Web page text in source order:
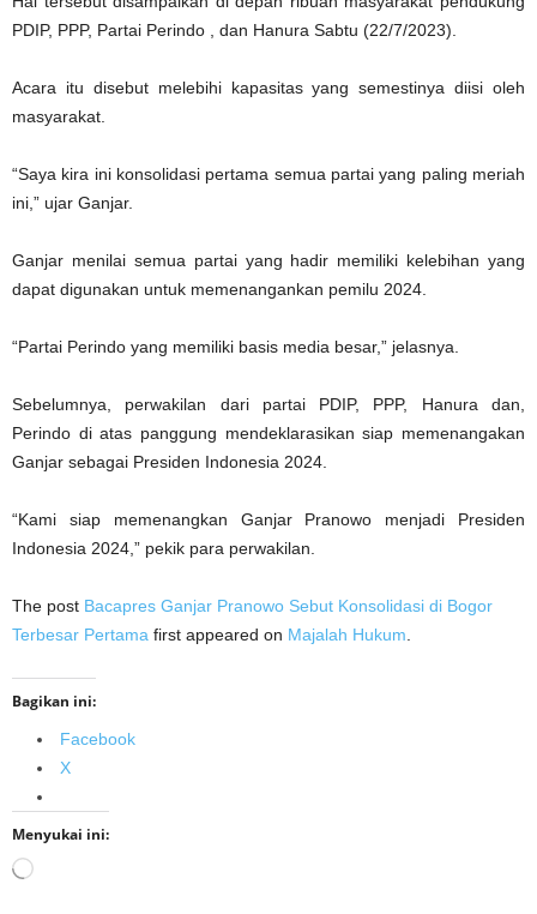
PDIP, PPP, Partai Perindo , dan Hanura Sabtu (22/7/2023).
Acara itu disebut melebihi kapasitas yang semestinya diisi oleh
masyarakat.
“Saya kira ini konsolidasi pertama semua partai yang paling meriah
ini,” ujar Ganjar.
Ganjar menilai semua partai yang hadir memiliki kelebihan yang
dapat digunakan untuk memenangankan pemilu 2024.
“Partai Perindo yang memiliki basis media besar,” jelasnya.
Sebelumnya, perwakilan dari partai PDIP, PPP, Hanura dan,
Perindo di atas panggung mendeklarasikan siap memenangakan
Ganjar sebagai Presiden Indonesia 2024.
“Kami siap memenangkan Ganjar Pranowo menjadi Presiden
Indonesia 2024,” pekik para perwakilan.
The post Bacapres Ganjar Pranowo Sebut Konsolidasi di Bogor
Terbesar Pertama first appeared on Majalah Hukum
Bagikan ini:
Facebook
X
Menyukai ini:
Memuat...